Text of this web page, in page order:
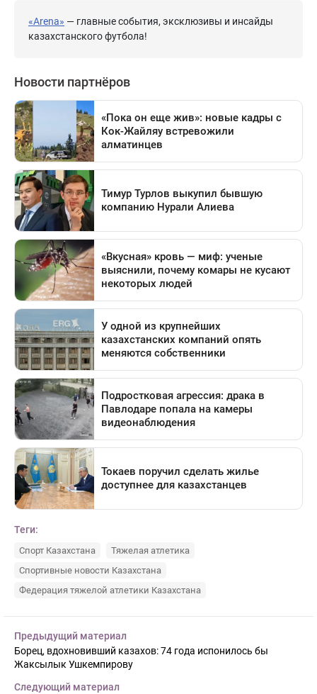
«Arena» — главные события, эксклюзивы и инсайды
казахстанского футбола!
Теги:
Спорт Казахстана
Тяжелая атлетика
Спортивные новости Казахстана
Федерация тяжелой атлетики Казахстана
Предыдущий материал
Борец, вдохновивший казахов: 74 года испонилось бы
Жаксылык Ушкемпирову
Следующий материал